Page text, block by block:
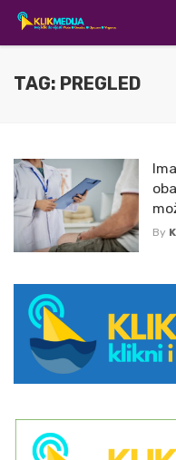
TAG: PREGLED
By